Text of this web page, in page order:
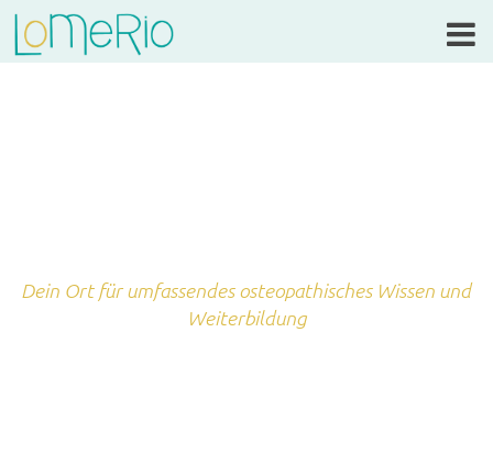
Dein Ort für umfassendes osteopathisches Wissen und
Weiterbildung